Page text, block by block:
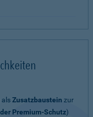
alsZusatzbaustein zur
Premium-Schutz)